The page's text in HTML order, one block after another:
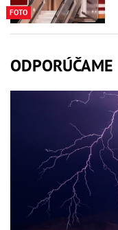
FOTO
ODPORÚČAME